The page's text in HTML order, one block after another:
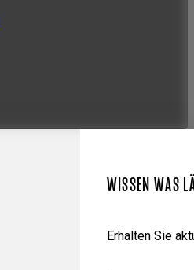
WISSEN WAS
Erhalten Sie